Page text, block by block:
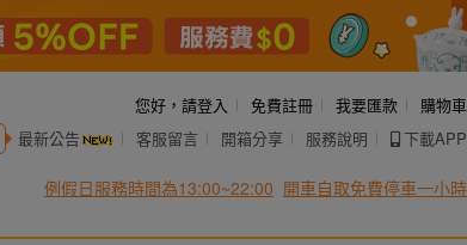
您好， 請登入 免費註冊 我要匯款
購物車
最新公告 客服留言 開箱分享 服務說明 下載APP
例假日服務時間為13:00~22:00 開車自取免費停車一小時